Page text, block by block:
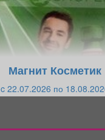
Магнит Косметик
c 22.07.2026 по